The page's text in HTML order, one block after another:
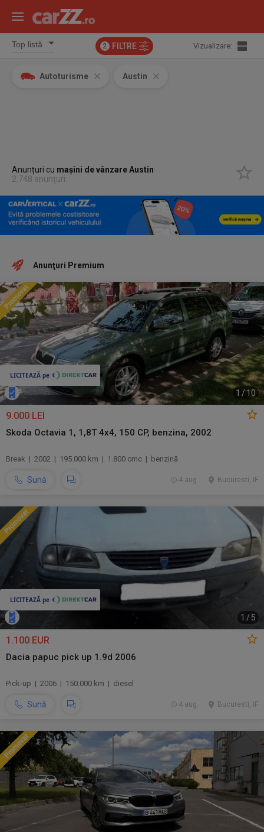
2 FILTRE Vizualizare:
Autoturisme Austin
Anunțuri cu mașini de vânzare Austin
2.748 anunțuri
Anunţuri Premium
1 /10
9.000 LEI
Skoda Octavia 1, 1,8T 4x4, 150 CP, benzina, 2002
Break | 2002 | 195.000 km | 1.800 cmc | benzină
Sună Bucuresti, IF
4 aug.
1 / 5
1.100 EUR
Dacia papuc pick up 1.9d 2006
Pick-up | 2006 | 150.000 km | diesel
Sună Bucuresti, IF
4 aug.